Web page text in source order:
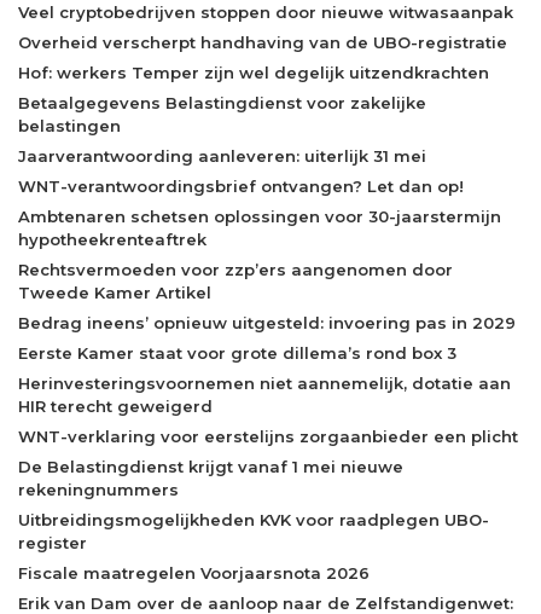
Veel cryptobedrijven stoppen door nieuwe witwasaanpak
Overheid verscherpt handhaving van de UBO-registratie
Hof: werkers Temper zijn wel degelijk uitzendkrachten
Betaalgegevens Belastingdienst voor zakelijke
belastingen
Jaarverantwoording aanleveren: uiterlijk 31 mei
WNT-verantwoordingsbrief ontvangen? Let dan op!
Ambtenaren schetsen oplossingen voor 30-jaarstermijn
hypotheekrenteaftrek
Rechtsvermoeden voor zzp’ers aangenomen door
Tweede Kamer Artikel
Bedrag ineens’ opnieuw uitgesteld: invoering pas in 2029
Eerste Kamer staat voor grote dillema’s rond box 3
Herinvesteringsvoornemen niet aannemelijk, dotatie aan
HIR terecht geweigerd
WNT-verklaring voor eerstelijns zorgaanbieder een plicht
De Belastingdienst krijgt vanaf 1 mei nieuwe
rekeningnummers
Uitbreidingsmogelijkheden KVK voor raadplegen UBO-
register
Fiscale maatregelen Voorjaarsnota 2026
Erik van Dam over de aanloop naar de Zelfstandigenwet: